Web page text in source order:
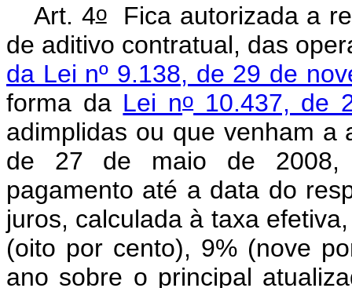
Art. 4oFica autorizada a
de aditivo contratual, das
da Lei nº 9.138, de 29 de
forma da Lei no10.437, de
adimplidas ou que venham a
de 27 de maio de 2008,
pagamento até a data do
juros, calculada à taxa
(oito por cento), 9% (nove
ano sobre o principal